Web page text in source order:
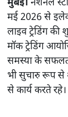
मुंबई। नेशनल
मई 2026 से
लाइव ट्रेडिंग
मॉक ट्रेडिंग
समस्या के
भी सुचारु रूप से
से कार्य करते रहे।